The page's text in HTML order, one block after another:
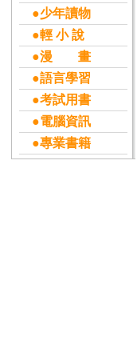
●少年讀物
●輕 小 說
●漫 畫
●語言學習
●考試用書
●電腦資訊
●專業書籍